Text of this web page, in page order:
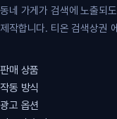
동네 가게가 검색에 노출되
제작합니다. 티온 검색상권
판매 상품
작동 방식
광고 옵션